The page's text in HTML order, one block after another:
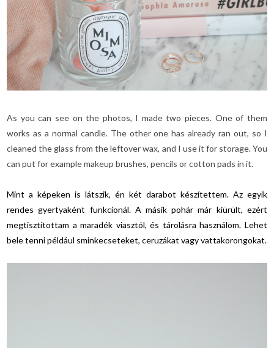
As you can see on the photos, I made two pieces. One of them
works as a normal candle. The other one has already ran out, so I
cleaned the glass from the leftover wax, and I use it for storage. You
can put for example makeup brushes, pencils or cotton pads in it.
Mint a képeken is látszik, én két darabot készítettem. Az egyik
rendes gyertyaként funkcionál. A másik pohár már kiürült, ezért
megtisztítottam a maradék viasztól, és tárolásra használom. Lehet
bele tenni például sminkecseteket, ceruzákat vagy vattakorongokat.